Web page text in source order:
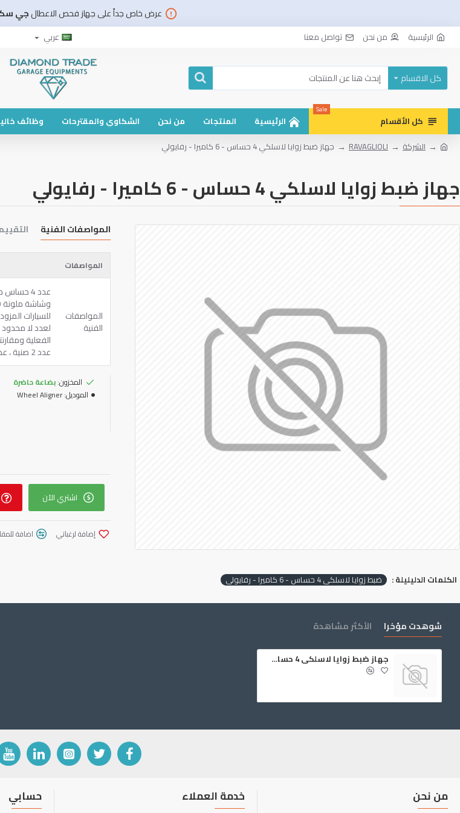
عرض خاص جداً على جهاز فحص الاعطالجي
الرئيسية من نحن تواصل معنا عربي
كل الاقسام
كل الأقسام
Sale
الرئيسية المنتجات من نحن الشكاوي والمقترحات وظائف
الشركة
RAVAGLIOLI جهاز ‏ضبط زوايا لاسلكي ‎4‏ حساس ‏- ‎6‏ كاميرا - رفايولي
جهاز ‏ضبط زوايا لاسلكي ‎4‏ حساس ‏- ‎6‏ كاميرا - رفايولي
المواصفات الفنية
المواصفات
المواصفات
الفنية
للسيارات
لعدد لا محدود
الفعلية
عدد ‎2‏ صنية ، عدد ‎4‏ مثبت للحساس من ‎10‏- ‎24‏ ‏ بوصة
المخزون:بضاعة حاضرة
الموديل:Wheel Aligner
اشتري الآن
إضافة لرغباتي اضافة
الكلمات الدليليلة : ‏ضبط زوايا لاسلكي ‎4‏ حساس ‏- ‎6‏ كاميرا - رفايولي
شوهدت مؤخرا الأكثر مشاهدة
جهاز ‏ضبط زوايا لاسلكي ‎4‏ حساس ‏- ‎6‏ كاميرا - رفايولي
من نحن خدمة العملاء حسابي